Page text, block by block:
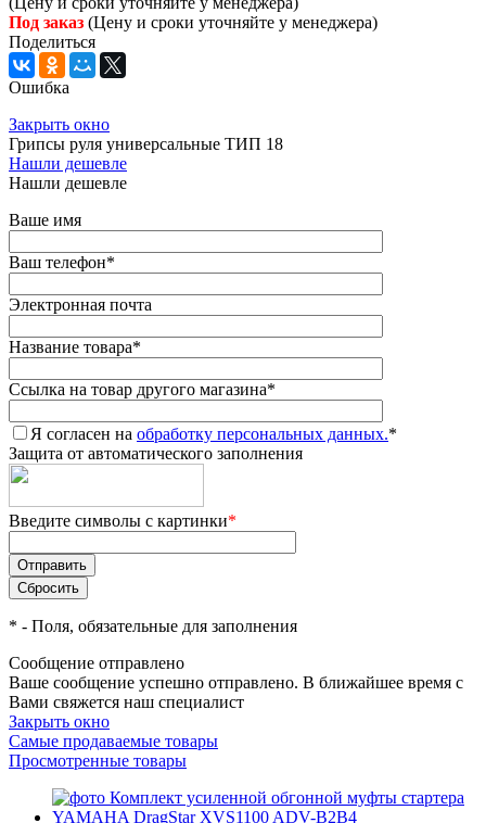
Под заказ (Цену и сроки уточняйте у менеджера)
Поделиться
Ошибка
Закрыть окно
Грипсы руля универсальные ТИП 18
Нашли дешевле
Нашли дешевле
Ваше имя
Ваш телефон*
Электронная почта
Название товара*
Ссылка на товар другого магазина*
Я согласен на обработку персональных данных.*
Защита от автоматического заполнения
Введите символы с картинки*
* - Поля, обязательные для заполнения
Сообщение отправлено
Ваше сообщение успешно отправлено. В ближайшее время с
Вами свяжется наш специалист
Закрыть окно
Самые продаваемые товары
Просмотренные товары